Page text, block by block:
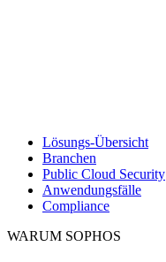
Lösungs-Übersicht
Branchen
Public Cloud Security
Anwendungsfälle
Compliance
WARUM SOPHOS